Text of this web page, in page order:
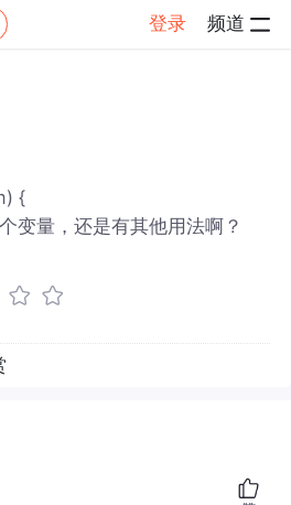
登录 频道
{
变量，还是有其他用法啊？